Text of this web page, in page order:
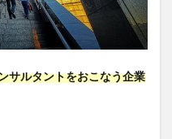
サルタントをおこなう企業